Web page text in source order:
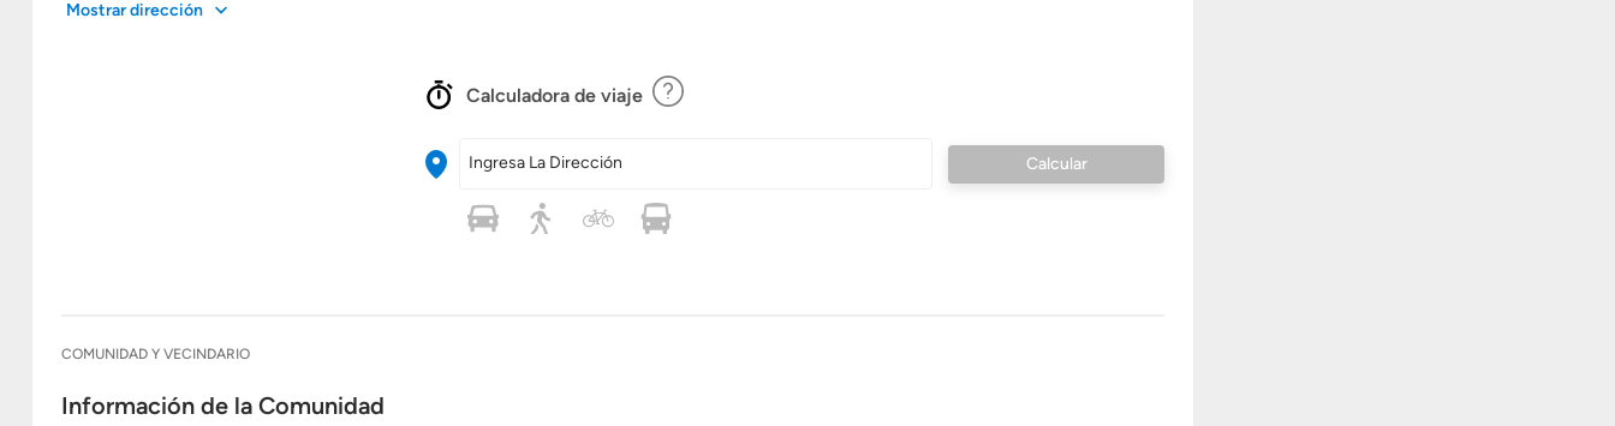
Mostrar dirección
Calculadora de viaje
Ingresa La Dirección
COMUNIDAD Y VECINDARIO
Información de la Comunidad